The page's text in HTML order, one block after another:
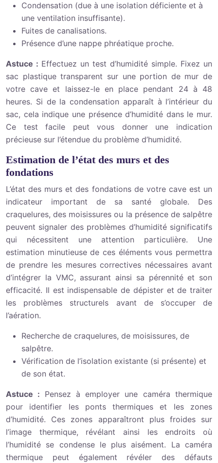
Condensation (due à une isolation déficiente et à
une ventilation insuffisante).
Fuites de canalisations.
Présence d’une nappe phréatique proche.
Astuce : Effectuez un test d’humidité simple. Fixez un
sac plastique transparent sur une portion de mur de
votre cave et laissez-le en place pendant 24 à 48
heures. Si de la condensation apparaît à l’intérieur du
sac, cela indique une présence d’humidité dans le mur.
Ce test facile peut vous donner une indication
précieuse sur l’étendue du problème d’humidité.
Estimation de l’état des murs et des
fondations
L’état des murs et des fondations de votre cave est un
indicateur important de sa santé globale. Des
craquelures, des moisissures ou la présence de salpêtre
peuvent signaler des problèmes d’humidité significatifs
qui nécessitent une attention particulière. Une
estimation minutieuse de ces éléments vous permettra
de prendre les mesures correctives nécessaires avant
d’intégrer la VMC, assurant ainsi sa pérennité et son
efficacité. Il est indispensable de dépister et de traiter
les problèmes structurels avant de s’occuper de
l’aération.
Recherche de craquelures, de moisissures, de
salpêtre.
Vérification de l’isolation existante (si présente) et
de son état.
Astuce : Pensez à employer une caméra thermique
pour identifier les ponts thermiques et les zones
d’humidité. Ces zones apparaîtront plus froides sur
l’image thermique, révélant ainsi les endroits où
l’humidité se condense le plus aisément. La caméra
thermique peut également révéler des défauts